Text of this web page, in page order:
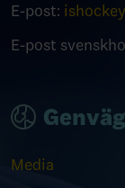
E-post:
E-post
Media